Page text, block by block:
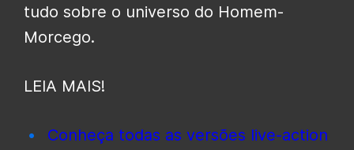
tudo sobre o universo do Homem-
Morcego.
LEIA MAIS!
Conheça todas as versões live-action